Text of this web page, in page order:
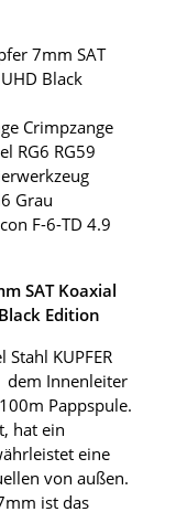
7mm SAT
Black
Crimpzange
RG6 RG59
Grau
F-6-TD 4.9
SAT Koaxial
Edition
KUPFER
dem Innenleiter
Pappspule.
hat ein
eine
von außen.
ist das